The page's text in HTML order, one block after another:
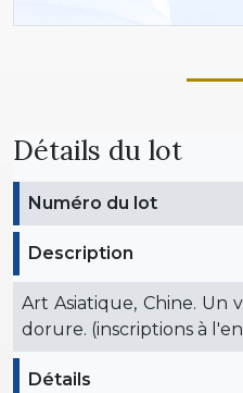
Détails du lot
Numéro du lot
Description
Art Asiatique, Chine. Un
dorure. (inscriptions à
Détails